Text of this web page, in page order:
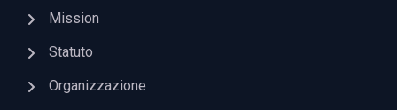
Mission
Statuto
Organizzazione